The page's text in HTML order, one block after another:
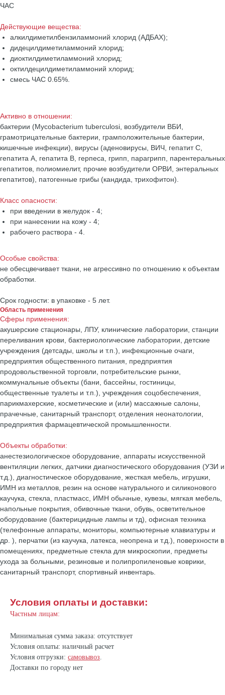
ЧАС
Действующие вещества:
алкилдиметилбензиламмоний хлорид (АДБАХ);
дидецилдиметиламмоний хлорид;
диоктилдиметиламмоний хлорид;
октилдецилдиметиламмоний хлорид;
смесь ЧАС 0.65%.
Активно в отношении:
бактерии (Mycobacterium tuberculosi, возбудители ВБИ,
грамотрицательные бактерии, грамположительные бактерии,
кишечные инфекции), вирусы (аденовирусы, ВИЧ, гепатит С,
гепатита А, гепатита В, герпеса, грипп, парагрипп, парентеральных
гепатитов, полиомиелит, прочие возбудители ОРВИ, энтеральных
гепатитов), патогенные грибы (кандида, трихофитон).
Класс опасности:
при введении в желудок - 4;
при нанесении на кожу - 4;
рабочего раствора - 4.
Особые свойства:
не обесцвечивает ткани, не агрессивно по отношению к объектам
обработки.
Срок годности: в упаковке - 5 лет.
Область применения
Сферы применения:
акушерские стационары, ЛПУ, клинические лаборатории, станции
переливания крови, бактериологические лаборатории, детские
учреждения (детсады, школы и т.п.), инфекционные очаги,
предприятия общественного питания, предприятия
продовольственной торговли, потребительские рынки,
коммунальные объекты (бани, бассейны, гостиницы,
общественные туалеты и т.п.), учреждения соцобеспечения,
парикмахерские, косметические и (или) массажные салоны,
прачечные, санитарный транспорт, отделения неонатологии,
предприятия фармацевтической промышленности.
Объекты обработки:
анестезиологическое оборудование, аппараты искусственной
вентиляции легких, датчики диагностического оборудования (УЗИ и
т.д.), диагностическое оборудование, жесткая мебель, игрушки,
ИМН из металлов, резин на основе натурального и силиконового
каучука, стекла, пластмасс, ИМН обычные, кувезы, мягкая мебель,
напольные покрытия, обивочные ткани, обувь, осветительное
оборудование (бактерицидные лампы и тд), офисная техника
(телефонные аппараты, мониторы, компьютерные клавиатуры и
др. ), перчатки (из каучука, латекса, неопрена и т.д.), поверхности в
помещениях, предметные стекла для микроскопии, предметы
ухода за больными, резиновые и полипропиленовые коврики,
санитарный транспорт, спортивный инвентарь.
Условия оплаты и доставки:
Частным лицам:
Минимальная сумма заказа: отсутствует
Условия оплаты: наличный расчет
Условия отгрузки: самовывоз.
Доставки по городу нет